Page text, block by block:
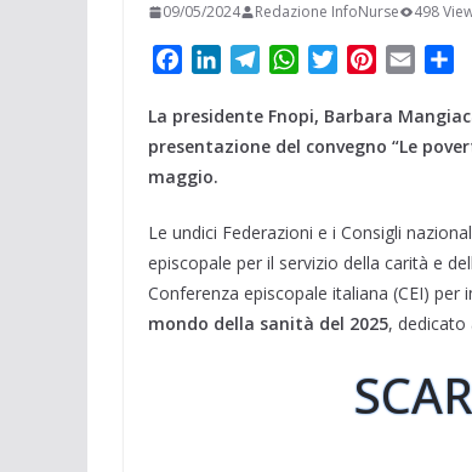
09/05/2024 Redazione InfoNurse 498
c
e
b
o
k
n
k
I
n
l
e
a
m
W
a
t
p
p
i
t
r
n
t
e
s
t
a
i
n
d
i
d
i
La presidente Fnopi, Barbara
presentazione del convegno “Le
maggio.
Le undici Federazioni e i Consigli
episcopale per il servizio della carità e
Conferenza episcopale italiana (CEI)
mondo della sanità del 2025, dedicato